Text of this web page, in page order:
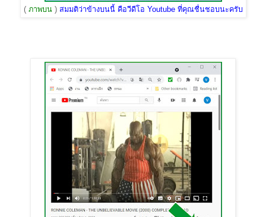
( ภาพบน)สมมติว่าข้างบนนี้ คือวีดีโอ Youtube ที่คุณชื่นชอบนะครับ